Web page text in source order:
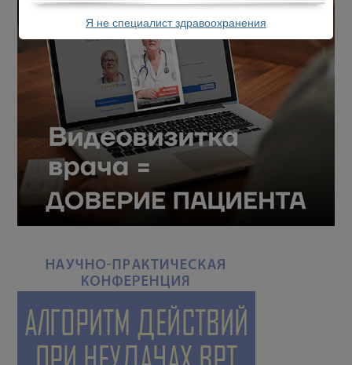
Я не специалист здравоохранения